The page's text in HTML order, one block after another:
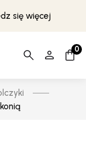
się więcej
0